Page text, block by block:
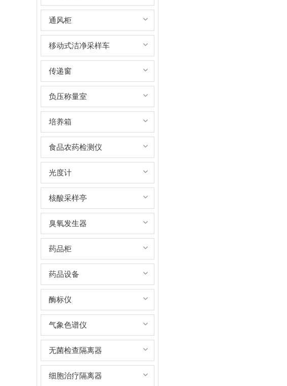
通风柜
移动式洁净采样车
传递窗
负压称量室
培养箱
食品农药检测仪
光度计
核酸采样亭
臭氧发生器
药品柜
药品设备
酶标仪
气象色谱仪
无菌检查隔离器
细胞治疗隔离器